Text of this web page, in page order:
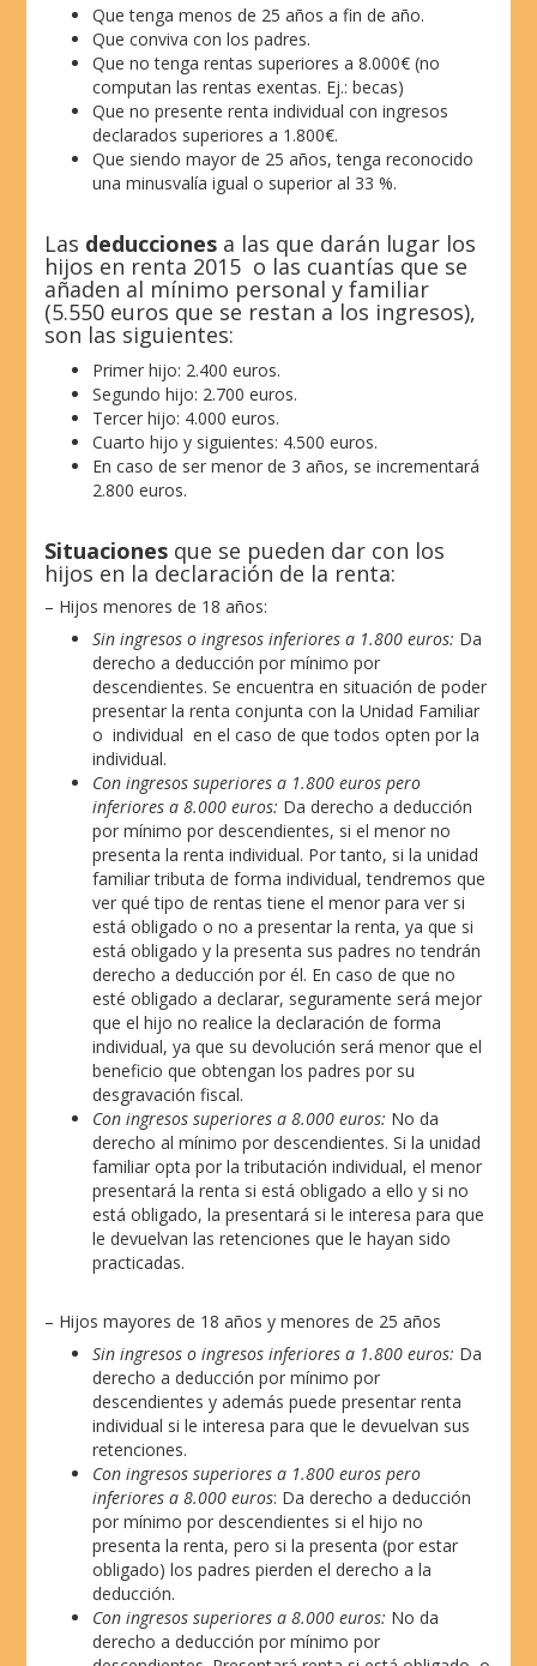
Que tenga menos de 25 años a fin de año.
Que conviva con los padres.
Que no tenga rentas superiores a 8.000€ (no
computan las rentas exentas. Ej.: becas)
Que no presente renta individual con ingresos
declarados superiores a 1.800€.
Que siendo mayor de 25 años, tenga reconocido
una minusvalía igual o superior al 33 %.
Las deducciones a las que darán lugar los
hijos en renta 2015 o las cuantías que se
añaden al mínimo personal y familiar
(5.550 euros que se restan a los ingresos),
son las siguientes:
Primer hijo: 2.400 euros.
Segundo hijo: 2.700 euros.
Tercer hijo: 4.000 euros.
Cuarto hijo y siguientes: 4.500 euros.
En caso de ser menor de 3 años, se incrementará
2.800 euros.
Situaciones que se pueden dar con los
hijos en la declaración de la renta:
– Hijos menores de 18 años:
Sin ingresos o ingresos inferiores a 1.800 euros: Da
derecho a deducción por mínimo por
descendientes. Se encuentra en situación de poder
presentar la renta conjunta con la Unidad Familiar
o individual en el caso de que todos opten por la
individual.
Con ingresos superiores a 1.800 euros pero
inferiores a 8.000 euros: Da derecho a deducción
por mínimo por descendientes, si el menor no
presenta la renta individual. Por tanto, si la unidad
familiar tributa de forma individual, tendremos que
ver qué tipo de rentas tiene el menor para ver si
está obligado o no a presentar la renta, ya que si
está obligado y la presenta sus padres no tendrán
derecho a deducción por él. En caso de que no
esté obligado a declarar, seguramente será mejor
que el hijo no realice la declaración de forma
individual, ya que su devolución será menor que el
beneficio que obtengan los padres por su
desgravación fiscal.
Con ingresos superiores a 8.000 euros: No da
derecho al mínimo por descendientes. Si la unidad
familiar opta por la tributación individual, el menor
presentará la renta si está obligado a ello y si no
está obligado, la presentará si le interesa para que
le devuelvan las retenciones que le hayan sido
practicadas.
– Hijos mayores de 18 años y menores de 25 años
Sin ingresos o ingresos inferiores a 1.800 euros: Da
derecho a deducción por mínimo por
descendientes y además puede presentar renta
individual si le interesa para que le devuelvan sus
retenciones.
Con ingresos superiores a 1.800 euros pero
inferiores a 8.000 euros: Da derecho a deducción
por mínimo por descendientes si el hijo no
presenta la renta, pero si la presenta (por estar
obligado) los padres pierden el derecho a la
deducción.
Con ingresos superiores a 8.000 euros: No da
derecho a deducción por mínimo por